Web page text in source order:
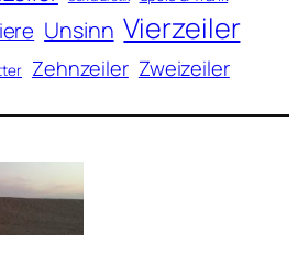
Unsinn Vierzeiler
Zehnzeiler Zweizeiler